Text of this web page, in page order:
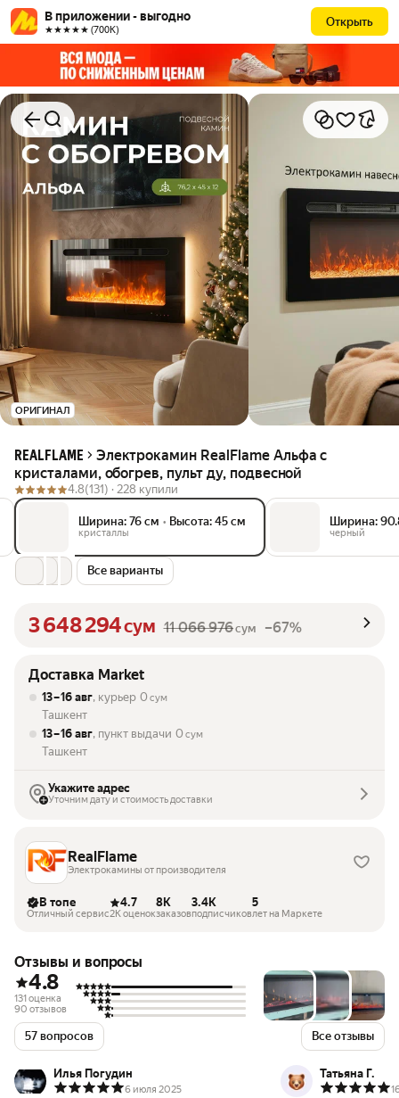
В приложении - выгодно
★★★★★ (700К)
Открыть
ОРИГИНАЛ
REALFLAME
Электрокамин RealFlame Альфа с
кристалами, обогрев, пульт ду, подвесной
4.8(131) · 228 купили
Ширина: 76 см • Высота: 45 см
кристаллы
Ширина:
черный
Все варианты
3 648 294сум 11 066 976сум –67%
Доставка Market
13 – 16 авг, курьер 0 сум
Ташкент
13 – 16 авг, пункт выдачи 0 сум
Ташкент
Укажите адрес
Уточним дату и стоимость доставки
RealFlame
Электрокамины от производителя
В топе
Отличный сервис
4.7
2K оценок
8K
заказов
3.4K
подписчиков
5
лет на Маркете
Отзывы и вопросы
4.8
131 оценка
90 отзывов
57 вопросов Все отзывы
Илья Погудин
6 июля 2025
Татьяна Г.